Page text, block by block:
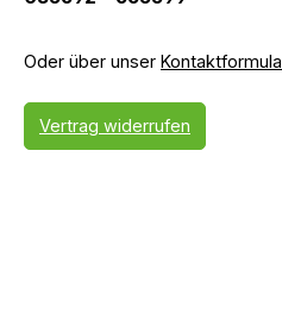
Oder über unser
Vertrag widerrufen